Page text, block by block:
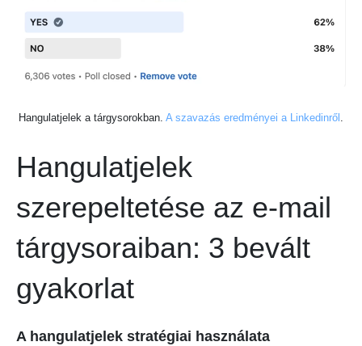
Hangulatjelek a tárgysorokban. A szavazás eredményei a Linkedinről .
Hangulatjelek
szerepeltetése az e-mail
tárgysoraiban: 3 bevált
gyakorlat
A hangulatjelek stratégiai használata